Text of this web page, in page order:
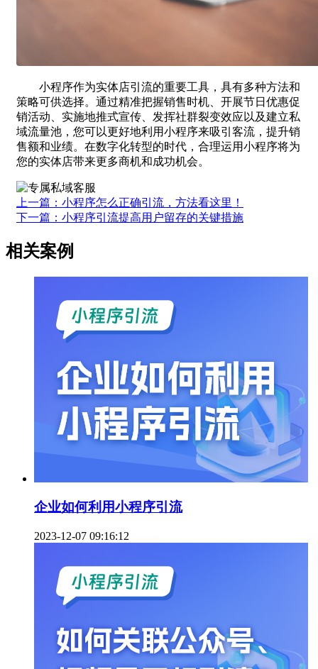
小程序作为实体店引流的重要工具，具有多种方法和
策略可供选择。通过精准把握销售时机、开展节日优惠促
销活动、实施地推式宣传、发挥社群裂变效应以及建立私
域流量池，您可以更好地利用小程序来吸引客流，提升销
售额和业绩。在数字化转型的时代，合理运用小程序将为
您的实体店带来更多商机和成功机会。
上一篇：小程序怎么正确引流，方法看这里！
下一篇：小程序引流提高用户留存的关键措施
相关案例
企业如何利用小程序引流
2023-12-07 09:16:12